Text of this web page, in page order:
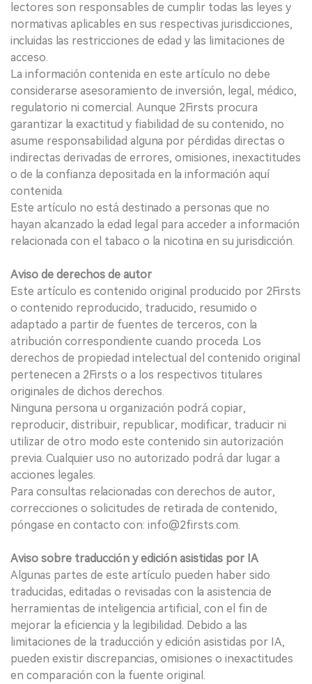
lectores son responsables de cumplir todas las leyes y
normativas aplicables en sus respectivas jurisdicciones,
incluidas las restricciones de edad y las limitaciones de
acceso.
La información contenida en este artículo no debe
considerarse asesoramiento de inversión, legal, médico,
regulatorio ni comercial. Aunque 2Firsts procura
garantizar la exactitud y fiabilidad de su contenido, no
asume responsabilidad alguna por pérdidas directas o
indirectas derivadas de errores, omisiones, inexactitudes
o de la confianza depositada en la información aquí
contenida.
Este artículo no está destinado a personas que no
hayan alcanzado la edad legal para acceder a información
relacionada con el tabaco o la nicotina en su jurisdicción.
Aviso de derechos de autor
Este artículo es contenido original producido por 2Firsts
o contenido reproducido, traducido, resumido o
adaptado a partir de fuentes de terceros, con la
atribución correspondiente cuando proceda. Los
derechos de propiedad intelectual del contenido original
pertenecen a 2Firsts o a los respectivos titulares
originales de dichos derechos.
Ninguna persona u organización podrá copiar,
reproducir, distribuir, republicar, modificar, traducir ni
utilizar de otro modo este contenido sin autorización
previa. Cualquier uso no autorizado podrá dar lugar a
acciones legales.
Para consultas relacionadas con derechos de autor,
correcciones o solicitudes de retirada de contenido,
póngase en contacto con: info@2firsts.com.
Aviso sobre traducción y edición asistidas por IA
Algunas partes de este artículo pueden haber sido
traducidas, editadas o revisadas con la asistencia de
herramientas de inteligencia artificial, con el fin de
mejorar la eficiencia y la legibilidad. Debido a las
limitaciones de la traducción y edición asistidas por IA,
pueden existir discrepancias, omisiones o inexactitudes
en comparación con la fuente original.